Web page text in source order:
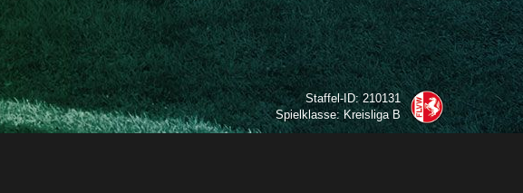
Staffel-ID: 210131
Spielklasse: Kreisliga B